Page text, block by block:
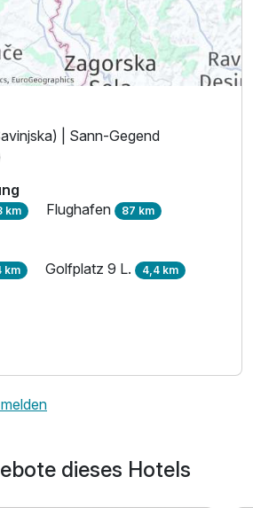
| Sann-Gegend
km Flughafen 87 km
km Golfplatz 9 L. 4,4 km
dieses Hotels